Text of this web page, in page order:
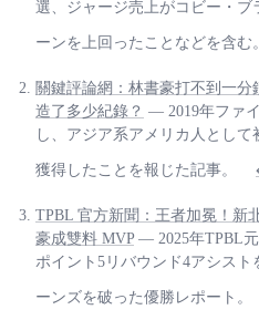
選、ジャージ売上がコビー・
ーンを上回ったことなどを含む。
關鍵評論網：林書豪打不到一分
造了多少紀錄？ — 2019年ファ
し、アジア系アメリカ人とし
獲得したことを報じた記事。
TPBL 官方新聞：王者加冕！新
豪成雙料 MVP — 2025年TPBL
ポイント5リバウンド4アシスト
ーンズを破った優勝レポート。